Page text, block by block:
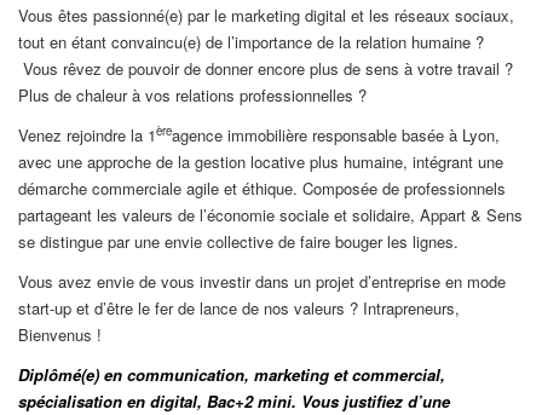
Vous êtes passionné(e) par le marketing digital et les réseaux sociaux,
tout en étant convaincu(e) de l’importance de la relation humaine ?
Vous rêvez de pouvoir de donner encore plus de sens à votre travail ?
Plus de chaleur à vos relations professionnelles ?
Venez rejoindre la 1èreagence immobilière responsable basée à Lyon,
avec une approche de la gestion locative plus humaine, intégrant une
démarche commerciale agile et éthique. Composée de professionnels
partageant les valeurs de l’économie sociale et solidaire, Appart & Sens
se distingue par une envie collective de faire bouger les lignes.
Vous avez envie de vous investir dans un projet d’entreprise en mode
start-up et d’être le fer de lance de nos valeurs ? Intrapreneurs,
Bienvenus !
Diplômé(e) en communication, marketing et commercial,
spécialisation en digital, Bac+2 mini. Vous justifiez d’une